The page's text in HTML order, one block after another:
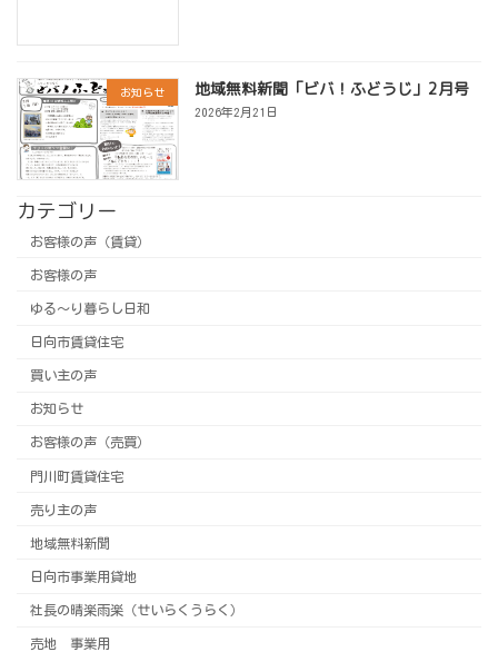
お知らせ 地域無料新聞「ビバ！ふどうじ」2月号
2026年2月21日
カテゴリー
お客様の声（賃貸）
お客様の声
ゆる～り暮らし日和
日向市賃貸住宅
買い主の声
お知らせ
お客様の声（売買）
門川町賃貸住宅
売り主の声
地域無料新聞
日向市事業用貸地
社長の晴楽雨楽（せいらくうらく）
売地 事業用